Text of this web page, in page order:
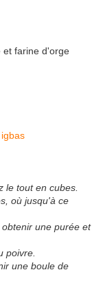
et farine d'orge
le tout en cubes.
où jusqu'à ce
une purée et
poivre.
une boule de